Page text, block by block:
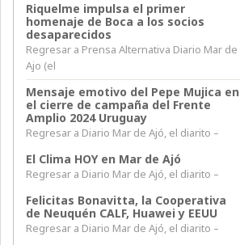
Riquelme impulsa el primer
homenaje de Boca a los socios
desaparecidos
Regresar a Prensa Alternativa Diario Mar de
Ajo (el
Mensaje emotivo del Pepe Mujica en
el cierre de campaña del Frente
Amplio 2024 Uruguay
Regresar a Diario Mar de Ajó, el diarito –
El Clima HOY en Mar de Ajó
Regresar a Diario Mar de Ajó, el diarito –
Felicitas Bonavitta, la Cooperativa
de Neuquén CALF, Huawei y EEUU
Regresar a Diario Mar de Ajó, el diarito –